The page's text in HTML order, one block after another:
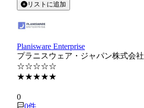
リストに追加
Planisware Enterprise
プラニスウェア・ジャパン株式会社
☆☆☆☆☆
★★★★★
0